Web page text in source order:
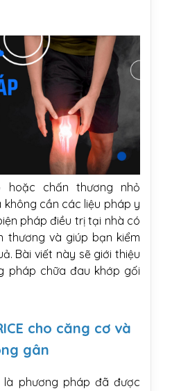
chấn thương nhỏ
cần các liệu pháp y
pháp điều trị tại nhà có
thương và giúp bạn kiểm
Bài viết này sẽ giới thiệu
pháp chữa đau khớp gối
cho căng cơ và
gân
là phương pháp đã được